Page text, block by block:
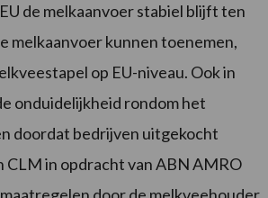
de melkaanvoer stabiel blijft ten
melkaanvoer kunnen toenemen,
op EU-niveau. Ook in
onduidelijkheid rondom het
doordat bedrijven uitgekocht
in opdracht van ABN AMRO